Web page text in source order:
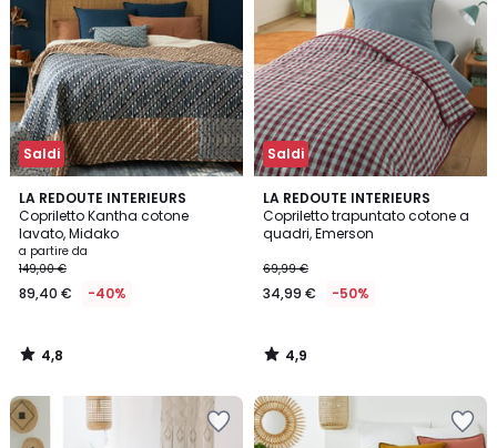
Saldi
LA REDOUTE INTERIEURS
Copriletto Kantha cotone
lavato, Midako
a partire da
149,00 €
89,40 € -40%
4,8
/ 5
4,8
/
Saldi
LA REDOUTE INTERIEURS
Copriletto trapuntato cotone a
quadri, Emerson
69,99 €
34,99 € -50%
4,9
/ 5
4,9
/